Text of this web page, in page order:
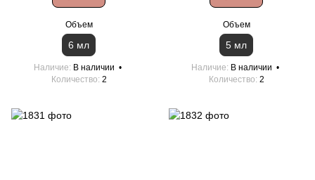
Объем
6 мл
Наличие В наличии
Количество 2
Объем
5 мл
Наличие В наличии
Количество 2